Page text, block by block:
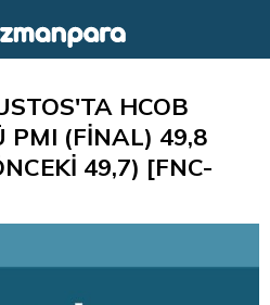
HCOB
PMI (FİNAL) 49,8
49,7) [FNC-